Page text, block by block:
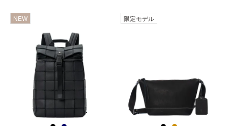
NEW 限定モデル